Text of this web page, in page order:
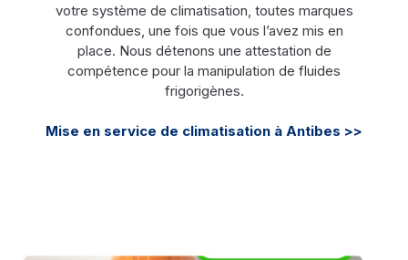
votre système de climatisation, toutes marques
confondues, une fois que vous l’avez mis en
place. Nous détenons une attestation de
compétence pour la manipulation de fluides
frigorigènes.
Mise en service de climatisation à Antibes >>